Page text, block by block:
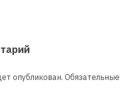
опубликован. Обязательные